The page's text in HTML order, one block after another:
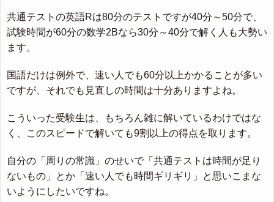
共通テストの英語Rは80分のテストですが40分～50分で、
試験時間が60分の数学2Bなら30分～40分で解く人も大勢い
ます。
国語だけは例外で、速い人でも60分以上かかることが多い
ですが、それでも見直しの時間は十分ありますよね。
こういった受験生は、もちろん雑に解いているわけではな
く、このスピードで解いても9割以上の得点を取ります。
自分の「周りの常識」のせいで「共通テストは時間が足り
ないもの」とか「速い人でも時間ギリギリ」と思いこまな
いようにしたいですね。